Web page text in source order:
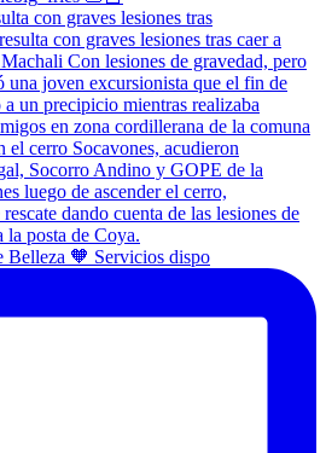
con graves lesiones tras
🧡 Servicios dispo